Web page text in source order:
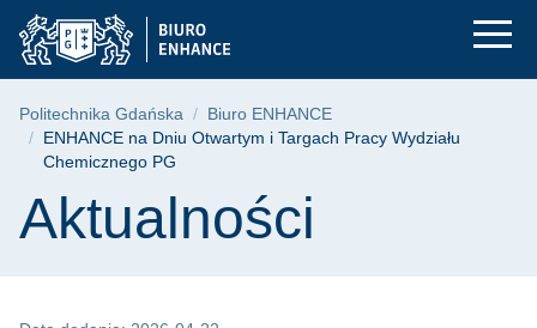
Przejdź
do
menu
Przejdź
do
wyszukiwarki
Przejdź
do
treści
ENHANCE na Dniu
Ścieżka nawigacyjna
Politechnika Gdańska
Biuro ENHANCE
ENHANCE na Dniu Otwartym i Targach Pracy Wydziału
Chemicznego PG
Treść strony
Aktualności